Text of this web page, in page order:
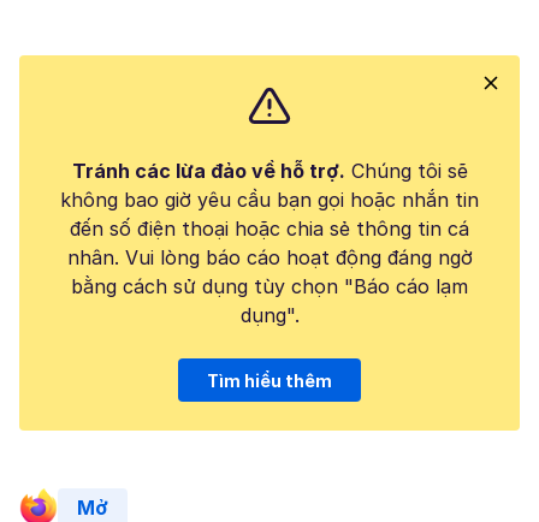
Tránh các lừa đảo về hỗ trợ. Chúng tôi sẽ
không bao giờ yêu cầu bạn gọi hoặc nhắn tin
đến số điện thoại hoặc chia sẻ thông tin cá
nhân. Vui lòng báo cáo hoạt động đáng ngờ
bằng cách sử dụng tùy chọn "Báo cáo lạm
dụng".
Tìm hiểu thêm
Mở